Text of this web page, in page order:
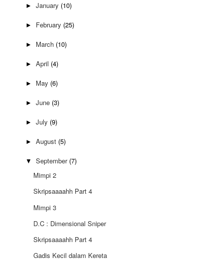
► January (10)
► February (25)
► March (10)
► April (4)
► May (6)
► June (3)
► July (9)
► August (5)
▼ September (7)
Mimpi 2
Skripsaaaahh Part 4
Mimpi 3
D.C : Dimensional Sniper
Skripsaaaahh Part 4
Gadis Kecil dalam Kereta